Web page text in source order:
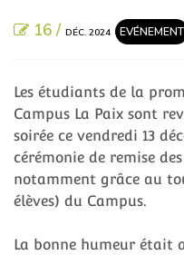
16 / DÉC. 2024 EVÉNEMENT
Les étudiants de la
Campus La Paix sont
soirée ce vendredi 13
cérémonie de remise
notamment grâce au
élèves) du Campus.
La bonne humeur était